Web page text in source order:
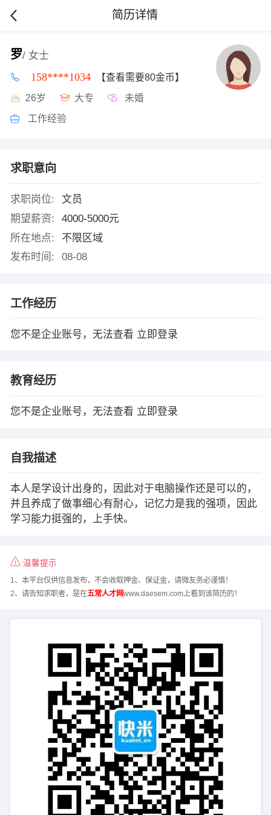
简历详情
罗/ 女士
158****1034 【查看需要80金币】
26岁 大专 未婚
工作经验
求职意向
求职岗位:
文员
期望薪资:
4000-5000元
所在地点:
不限区域
发布时间:
08-08
工作经历
您不是企业账号，无法查看 立即登录
教育经历
您不是企业账号，无法查看 立即登录
自我描述
本人是学设计出身的，因此对于电脑操作还是可以的，
并且养成了做事细心有耐心，记忆力是我的强项，因此
学习能力挺强的，上手快。
温馨提示
1、本平台仅供信息发布，不会收取押金、保证金，请微友务必谨慎！
2、请告知求职者，是在五常人才网www.daesem.com上看到该简历的！